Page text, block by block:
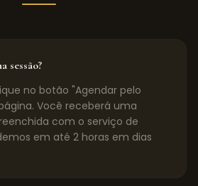
sessão?
no botão "Agendar pelo
Você receberá uma
com o serviço de
em até 2 horas em dias